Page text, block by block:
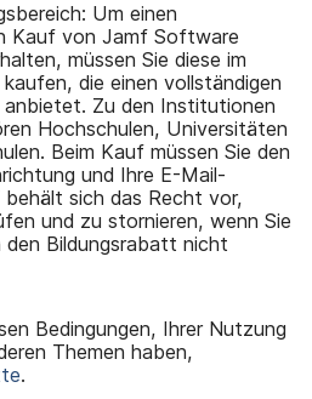
Um einen
Kauf von Jamf Software
müssen Sie diese im
die einen vollständigen
anbietet. Zu den Institutionen
Hochschulen, Universitäten
Beim Kauf müssen Sie den
und Ihre E-Mail-
sich das Recht vor,
und zu stornieren, wenn Sie
den Bildungsrabatt nicht
Bedingungen, Ihrer Nutzung
Themen haben,
.